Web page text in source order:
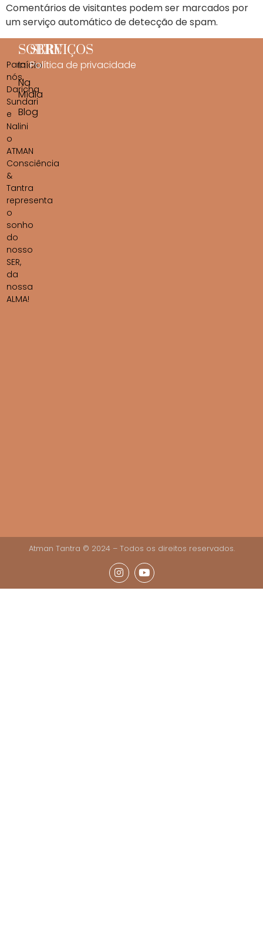
Comentários de visitantes podem ser marcados por
um serviço automático de detecção de spam.
Para
nós,
Daricha
Sundari
e
Nalini
o
ATMAN
Consciência
&
Tantra
representa
o
sonho
do
nosso
SER,
da
nossa
ALMA!
SOBRE
Início
Na
Mídia
Blog
SERVIÇOS
Política de privacidade
Atman Tantra © 2024 – Todos os direitos reservados.